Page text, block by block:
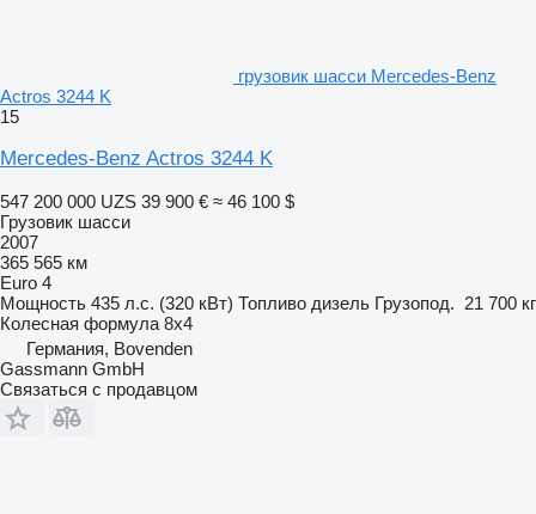
грузовик шасси Mercedes-Benz
Actros 3244 K
15
Mercedes-Benz Actros 3244 K
547 200 000 UZS 39 900 € ≈ 46 100 $
Грузовик шасси
2007
365 565 км
Euro 4
Мощность 435 л.с. (320 кВт) Топливо дизель Грузопод. 21 700 кг
Колесная формула 8x4
Германия, Bovenden
Gassmann GmbH
Связаться с продавцом